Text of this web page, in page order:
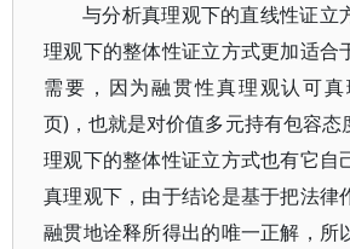
与分析真理观下的直线性证立
理观下的整体性证立方式更加适合
需要，因为融贯性真理观认可
页)，也就是对价值多元持有包容态
理观下的整体性证立方式也有它自
真理观下，由于结论是基于把法律
融贯地诠释所得出的唯一正解，所